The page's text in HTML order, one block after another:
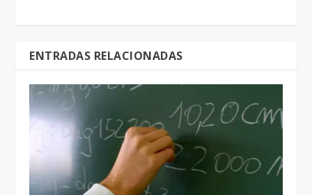
ENTRADAS RELACIONADAS